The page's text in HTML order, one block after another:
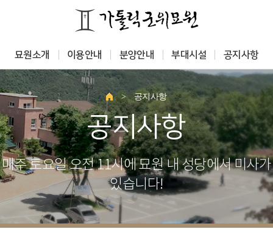
묘원소개 이용안내 분양안내 부대시설 공지사항
> 공지사항
공지사항
매주 토요일 오전 11시에 묘원 내 성당에서 미사가
있습니다!